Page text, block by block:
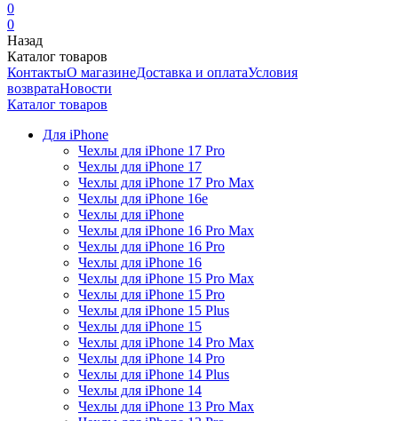
0
0
Назад
Каталог товаров
КонтактыО магазинеДоставка и оплатаУсловия
возвратаНовости
Каталог товаров
Для iPhone
Чехлы для iPhone 17 Pro
Чехлы для iPhone 17
Чехлы для iPhone 17 Pro Max
Чехлы для iPhone 16e
Чехлы для iPhone
Чехлы для iPhone 16 Pro Max
Чехлы для iPhone 16 Pro
Чехлы для iPhone 16
Чехлы для iPhone 15 Pro Max
Чехлы для iPhone 15 Pro
Чехлы для iPhone 15 Plus
Чехлы для iPhone 15
Чехлы для iPhone 14 Pro Max
Чехлы для iPhone 14 Pro
Чехлы для iPhone 14 Plus
Чехлы для iPhone 14
Чехлы для iPhone 13 Pro Max